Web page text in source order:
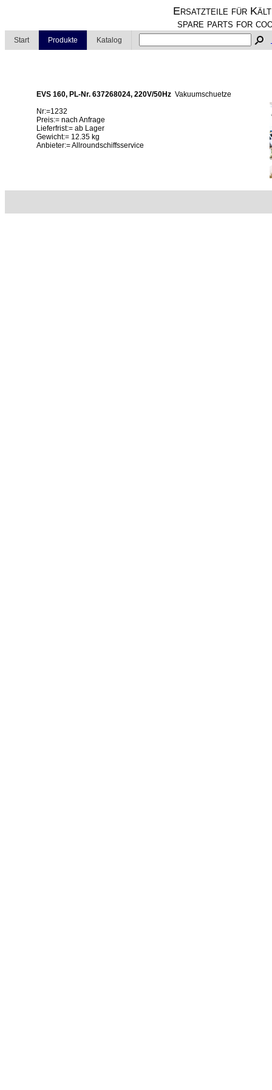
Ersatzteile für
spare parts for
Start Produkte Katalog
EVS 160, PL-Nr. 637268024, 220V/50HzVakuumschuetze
Nr:=1232
Preis:= nach Anfrage
Lieferfrist:= ab Lager
Gewicht:= 12.35 kg
Anbieter:= Allroundschiffsservice